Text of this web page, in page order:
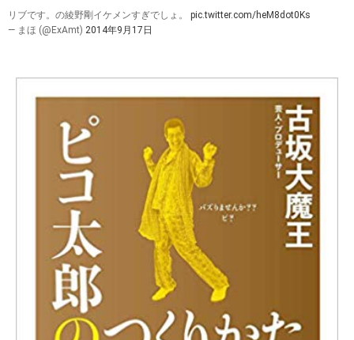
リブです。の綾野剛イケメンすぎでしょ。 pic.twitter.com/heM8dot0Ks
— まほ (@ExAmt) 2014年9月17日